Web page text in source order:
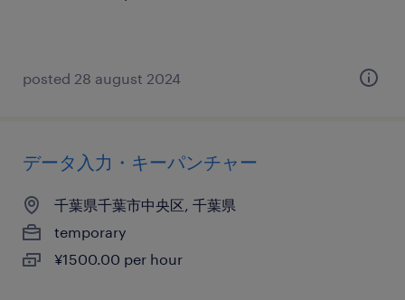
posted 28 august 2024
データ入力・キーパンチャー
千葉県千葉市中央区, 千葉県
temporary
¥1500.00 per hour